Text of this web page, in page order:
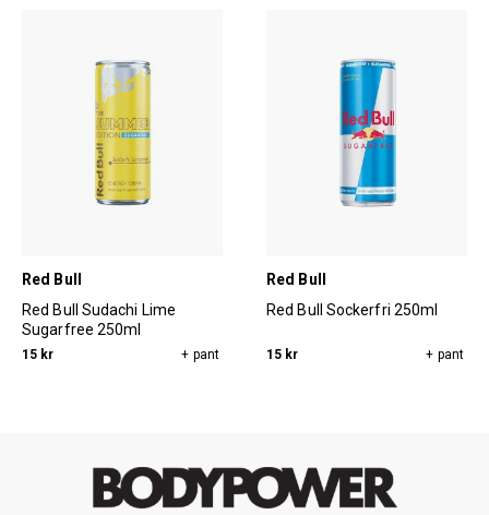
Red Bull
Red Bull Sudachi Lime
Sugarfree 250ml
15 kr + pant
Red Bull
Red Bull Sockerfri 250ml
15 kr + pant